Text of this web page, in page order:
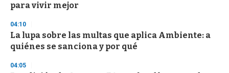
para vivir mejor
04:10
La lupa sobre las multas que aplica Ambiente: a
quiénes se sanciona y por qué
04:05